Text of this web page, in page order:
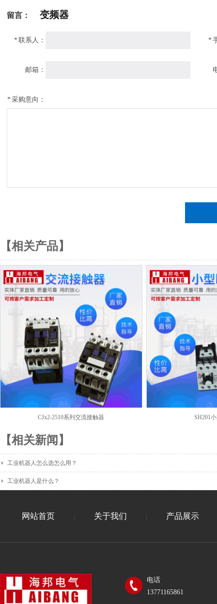
留言： 变频器
*联系人： *
邮箱：
*采购意向：
【相关产品】
CJx2-2510系列交流接触器 SH201
【相关新闻】
工业机器人怎么选怎么用？
工业机器人是什么？
网站首页 关于我们 产品展示
电话
13771165861